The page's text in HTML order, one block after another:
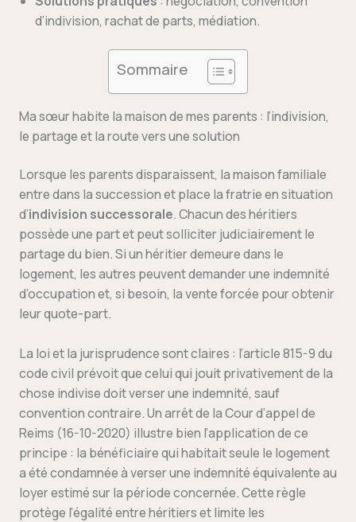
d’indivision, rachat de parts, médiation.
Sommaire
Ma sœur habite la maison de mes parents : l’indivision,
le partage et la route vers une solution
Lorsque les parents disparaissent, la maison familiale
entre dans la succession et place la fratrie en situation
d’indivision successorale. Chacun des héritiers
possède une part et peut solliciter judiciairement le
partage du bien. Si un héritier demeure dans le
logement, les autres peuvent demander une indemnité
d’occupation et, si besoin, la vente forcée pour obtenir
leur quote-part.
La loi et la jurisprudence sont claires : l’article 815-9 du
code civil prévoit que celui qui jouit privativement de la
chose indivise doit verser une indemnité, sauf
convention contraire. Un arrêt de la Cour d’appel de
Reims (16-10-2020) illustre bien l’application de ce
principe : la bénéficiaire qui habitait seule le logement
a été condamnée à verser une indemnité équivalente au
loyer estimé sur la période concernée. Cette règle
protège l’égalité entre héritiers et limite les